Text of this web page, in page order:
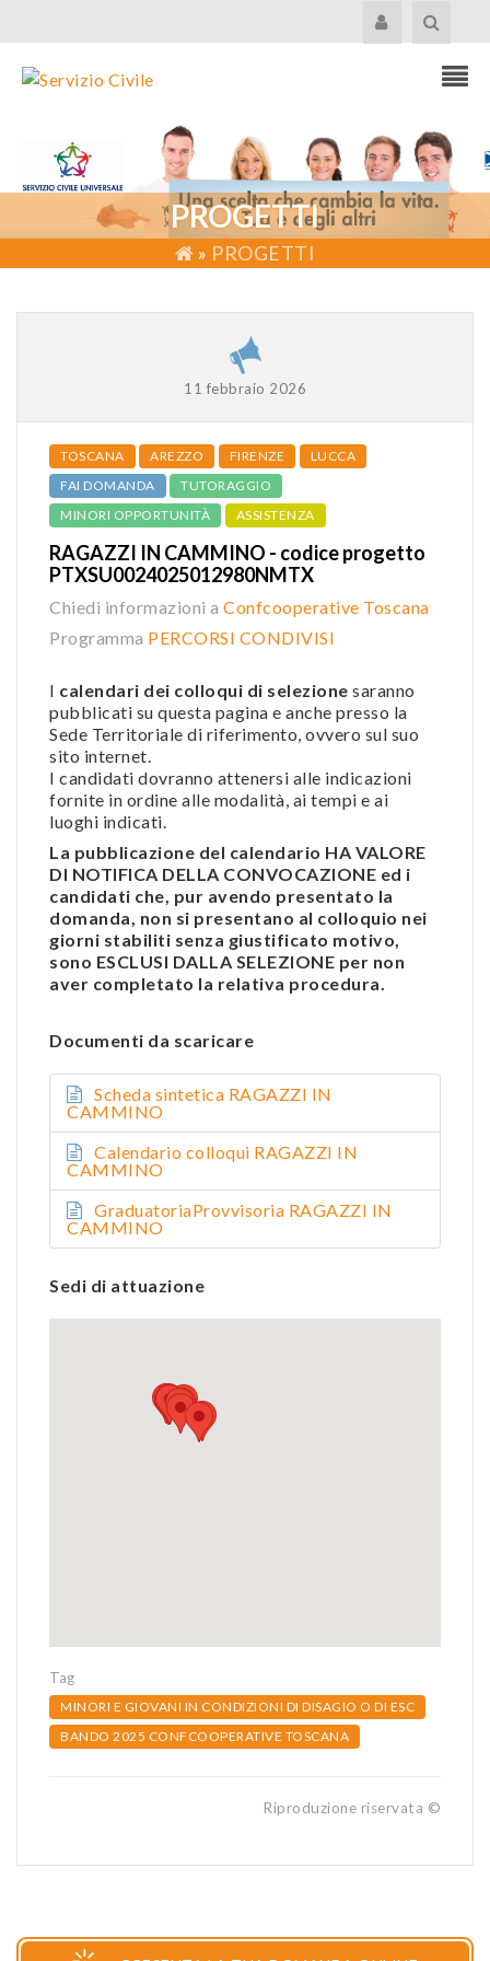
PROGETTI
» PROGETTI
11 febbraio 2026
TOSCANA AREZZO FIRENZE
LUCCA
FAI DOMANDA
TUTORAGGIO
MINORI OPPORTUNITÀ
ASSISTENZA
RAGAZZI IN CAMMINO - codice progetto
PTXSU0024025012980NMTX
Chiedi informazioni a Confcooperative Toscana
Programma PERCORSI CONDIVISI
I calendari dei colloqui di selezione saranno
pubblicati su questa pagina e anche presso la
Sede Territoriale di riferimento, ovvero sul suo
sito internet.
I candidati dovranno attenersi alle indicazioni
fornite in ordine alle modalità, ai tempi e ai
luoghi indicati.
La pubblicazione del calendario HA VALORE
DI NOTIFICA DELLA CONVOCAZIONE ed i
candidati che, pur avendo presentato la
domanda, non si presentano al colloquio nei
giorni stabiliti senza giustificato motivo,
sono ESCLUSI DALLA SELEZIONE per non
aver completato la relativa procedura.
Documenti da scaricare
Scheda sintetica RAGAZZI IN
CAMMINO
Calendario colloqui RAGAZZI IN
CAMMINO
GraduatoriaProvvisoria RAGAZZI IN
CAMMINO
Sedi di attuazione
Tag
MINORI E GIOVANI IN CONDIZIONI DI DISAGIO O DI ESC
BANDO 2025 CONFCOOPERATIVE TOSCANA
Riproduzione riservata ©